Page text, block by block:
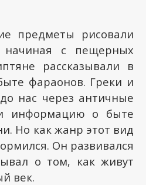
предметы рисовали
начиная с пещерных
рассказывали в
фараонов. Греки и
нас через античные
информацию о быте
Но как жанр этот вид
Он развивался
о том, как живут
век.